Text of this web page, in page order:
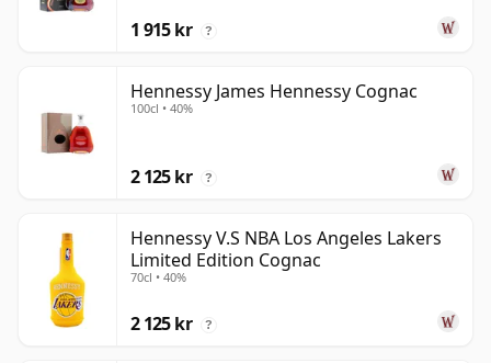
1 915 kr ?
Hennessy James Hennessy Cognac
100cl • 40%
2 125 kr ?
Hennessy V.S NBA Los Angeles Lakers
Limited Edition Cognac
70cl • 40%
2 125 kr ?